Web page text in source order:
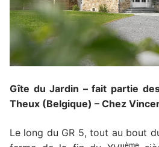
Gîte du Jardin – fait partie
Theux (Belgique) – Chez
Le long du GR 5, tout au bout
ème